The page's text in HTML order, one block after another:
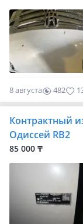
8 августа 482
Контрактный
Одиссей RB2
85 000 ₸